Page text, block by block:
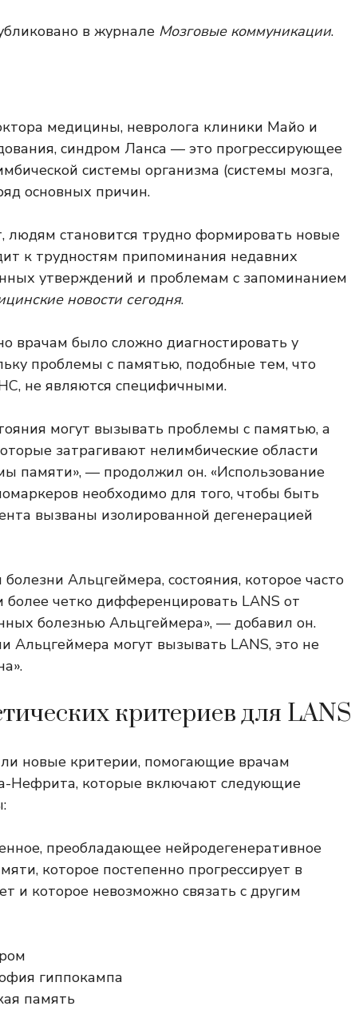
в журнале Мозговые коммуникации.
медицины, невролога клиники Майо и
синдром Ланса — это прогрессирующее
системы организма (системы мозга,
основных причин.
людям становится трудно формировать новые
к трудностям припоминания недавних
утверждений и проблемам с запоминанием
новости сегодня.
врачам было сложно диагностировать у
проблемы с памятью, подобные тем, что
не являются специфичными.
могут вызывать проблемы с памятью, а
затрагивают нелимбические области
памяти», — продолжил он. «Использование
необходимо для того, чтобы быть
вызваны изолированной дегенерацией
болезни Альцгеймера, состояния, которое часто
более четко дифференцировать LANS от
болезнью Альцгеймера», — добавил он.
Альцгеймера могут вызывать LANS, это не
критериев для LANS
новые критерии, помогающие врачам
Нефрита, которые включают следующие
преобладающее нейродегенеративное
которое постепенно прогрессирует в
и которое невозможно связать с другим
гиппокампа
память